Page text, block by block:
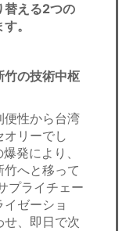
替える2つの
。
竹の技術中枢
性から台湾
リーでし
発により、
へと移って
プライチェー
ゼーショ
せ、即日で次